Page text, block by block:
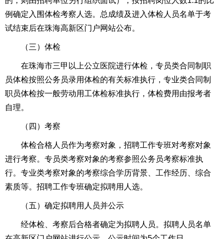
例确定入围体检考察人选。总成绩及进入体检人员名单于考
试结束后在珠海高新区门户网站公布。
（三）体检
在珠海市三甲以上公立医院进行体检，专员类合同制职
员体检按照公务员录用体检的有关标准执行，专业类合同制
职员体检按一般劳动用工体检标准执行，体检费用由报考者
自理。
（四）考察
体检合格人员作为考察对象，招聘工作专班对考察对象
进行考察。专员类考察对象的考察参照公务员考察标准执
行。专业类考察对象的考察综合学历背景、工作经历、综合
素质等。招聘工作专班确定拟聘用人选。
（五）确定拟聘用人员并公示
经体检、考察后合格者确定为拟聘人员。拟聘人员名单